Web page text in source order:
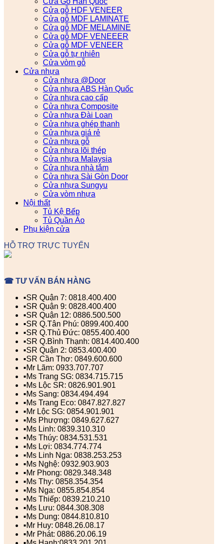
Cửa gỗ HDF VENEER
Cửa gỗ MDF LAMINATE
Cửa gỗ MDF MELAMINE
Cửa gỗ MDF VENEEER
Cửa gỗ MDF VENEER
Cửa gỗ tự nhiên
Cửa vòm gỗ
Cửa nhựa
Cửa nhựa @Door
Cửa nhựa ABS Hàn Quốc
Cửa nhựa cao cấp
Cửa nhựa Composite
Cửa nhựa Đài Loan
Cửa nhựa ghép thanh
Cửa nhựa giá rẻ
Cửa nhựa gỗ
Cửa nhựa lõi thép
Cửa nhựa Malaysia
Cửa nhựa nhà tắm
Cửa nhựa Sài Gòn Door
Cửa nhựa Sungyu
Cửa vòm nhựa
Nội thất
Tủ Kệ Bếp
Tủ Quần Áo
Phụ kiện cửa
HỖ TRỢ TRỰC TUYẾN
☎ TƯ VẤN BÁN HÀNG
▪️SR Quận 7: 0818.400.400
▪️SR Quận 9: 0828.400.400
▪️SR Quận 12: 0886.500.500
▪️SR Q.Tân Phú: 0899.400.400
▪️SR Q.Thủ Đức: 0855.400.400
▪️SR Q.Bình Thạnh: 0814.400.400
▪️SR Quận 2: 0853.400.400
▪️SR Cần Thơ: 0849.600.600
▪️Mr Lãm: 0933.707.707
▪️Ms Trang SG: 0834.715.715
▪️Ms Lộc SR: 0826.901.901
▪️Ms Sang: 0834.494.494
▪️Ms Trang Eco: 0847.827.827
▪️Mr Lộc SG: 0854.901.901
▪️Ms Phượng: 0849.627.627
▪️Ms Linh: 0839.310.310
▪️Ms Thúy: 0834.531.531
▪️Ms Lợi: 0834.774.774
▪️Ms Linh Nga: 0838.253.253
▪️Ms Nghệ: 0932.903.903
▪️Mr Phong: 0829.348.348
▪️Ms Thy: 0858.354.354
▪️Ms Nga: 0855.854.854
▪️Ms Thiếp: 0839.210.210
▪️Ms Lưu: 0844.308.308
▪️Ms Dung: 0844.810.810
▪️Mr Huy: 0848.26.08.17
▪️Mr Phát: 0886.20.06.19